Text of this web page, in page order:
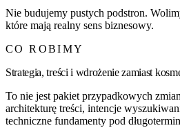
Nie budujemy pustych podstron.
które mają realny sens biznesowy.
CO ROBIMY
Strategia, treści i wdrożenie zamiast
To nie jest pakiet przypadkowych
architekturę treści, intencje
techniczne fundamenty pod